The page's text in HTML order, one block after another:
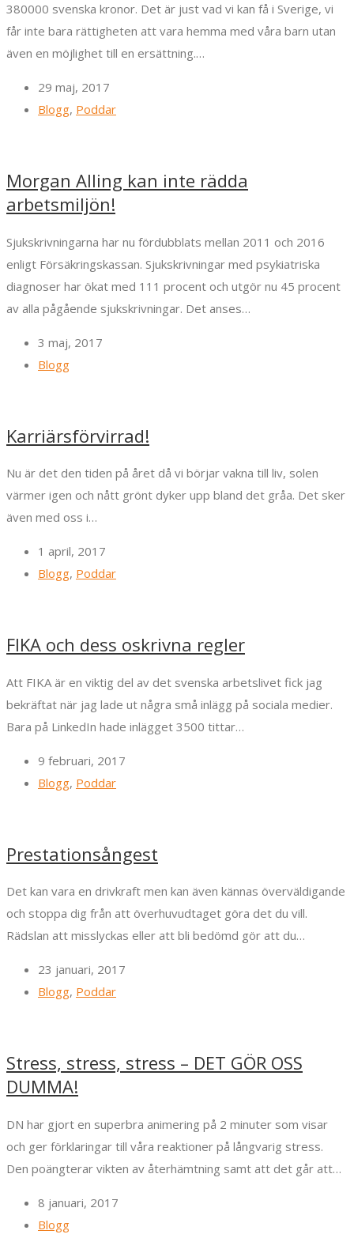
380000 svenska kronor. Det är just vad vi kan få i Sverige, vi
får inte bara rättigheten att vara hemma med våra barn utan
även en möjlighet till en ersättning.…
29 maj, 2017
Blogg, Poddar
Morgan Alling kan inte rädda
arbetsmiljön!
Sjukskrivningarna har nu fördubblats mellan 2011 och 2016
enligt Försäkringskassan. Sjukskrivningar med psykiatriska
diagnoser har ökat med 111 procent och utgör nu 45 procent
av alla pågående sjukskrivningar. Det anses…
3 maj, 2017
Blogg
Karriärsförvirrad!
Nu är det den tiden på året då vi börjar vakna till liv, solen
värmer igen och nått grönt dyker upp bland det gråa. Det sker
även med oss i…
1 april, 2017
Blogg, Poddar
FIKA och dess oskrivna regler
Att FIKA är en viktig del av det svenska arbetslivet fick jag
bekräftat när jag lade ut några små inlägg på sociala medier.
Bara på LinkedIn hade inlägget 3500 tittar…
9 februari, 2017
Blogg, Poddar
Prestationsångest
Det kan vara en drivkraft men kan även kännas överväldigande
och stoppa dig från att överhuvudtaget göra det du vill.
Rädslan att misslyckas eller att bli bedömd gör att du…
23 januari, 2017
Blogg, Poddar
Stress, stress, stress – DET GÖR OSS
DUMMA!
DN har gjort en superbra animering på 2 minuter som visar
och ger förklaringar till våra reaktioner på långvarig stress.
Den poängterar vikten av återhämtning samt att det går att…
8 januari, 2017
Blogg